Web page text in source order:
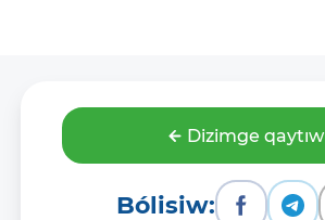
Dizimge qaytıw
Bólisiw: